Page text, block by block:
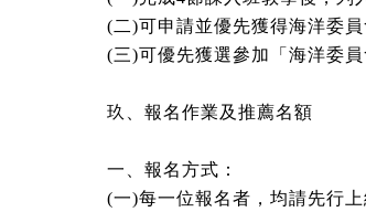
(二)可申請並優先獲得海洋委
(三)可優先獲選參加「海洋委
玖、報名作業及推薦名額
一、報名方式：
(一)每一位報名者，均請先行